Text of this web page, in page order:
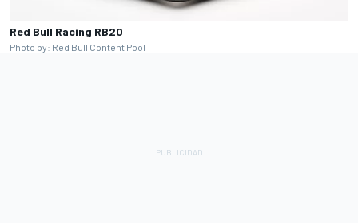
Red Bull Racing RB20
Photo by: Red Bull Content Pool